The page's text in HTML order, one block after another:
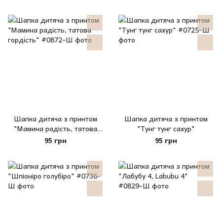
Шапка дитяча з принтом
"Мамина радість, татова
гордість"
95 грн
Шапка дитяча з принтом
"Тунг тунг сахур"
95 грн